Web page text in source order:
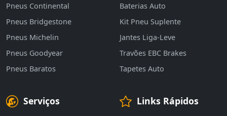
Pneus Continental
Pneus Bridgestone
Pneus Michelin
Pneus Goodyear
Pneus Baratos
Baterias Auto
Kit Pneu Suplente
Jantes Liga-Leve
Travões EBC Brakes
Tapetes Auto
Serviços Links Rápidos